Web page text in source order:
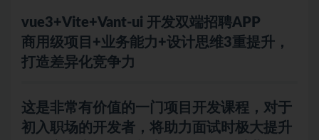
vue3+Vite+Vant-ui 开发双端招聘APP
商用级项目+业务能力+设计思维3重提升，
打造差异化竞争力
这是非常有价值的一门项目开发课程，对于
初入职场的开发者，将助力 面试时极大提升